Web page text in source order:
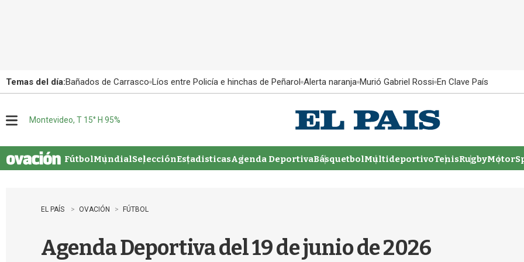
Temas del día:Bañados de Carrasco Líos entre Policía e hinchas de Peñarol Alerta naranja Murió Gabriel Rossi En Clave País
u
Montevideo, T 15° H 95%
FútbolMundialSelecciónEstadisticasAgenda DeportivaBásquetbolMultideportivoTenisRugby
EL PAÍS OVACIÓN FÚTBOL
Agenda Deportiva del 19 de junio de 2026